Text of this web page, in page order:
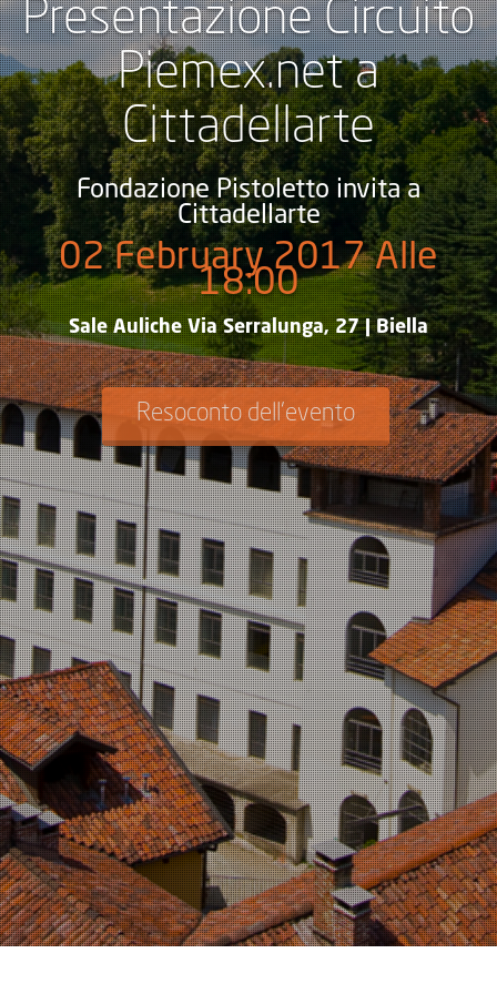
Presentazione Circuito
Piemex.net a
Cittadellarte
Fondazione Pistoletto invita a
Cittadellarte
02 February 2017 Alle
18:00
Sale Auliche Via Serralunga, 27 | Biella
Resoconto dell'evento